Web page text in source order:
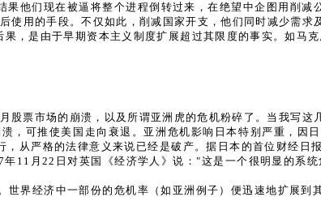
他们现在被逼将整个进程倒转过来，在绝望中企图用削减
用的手段。不仅如此，削减国家开支，他们同时减少需求
，是由于早期资本主义制度扩展超过其限度的事实。如马
票市场的崩溃，以及所谓亚洲虎的危机粉碎了。当我写这
可推使美国走向衰退。亚洲危机影响日本特别严重，因
从严格的法律意义来说已经是破产。据日本的首位财经日
11月22日对英国《经济学人》说："这是一个很明显的系
界经济中一部份的危机率（如亚洲例子）便迅速地扩展到